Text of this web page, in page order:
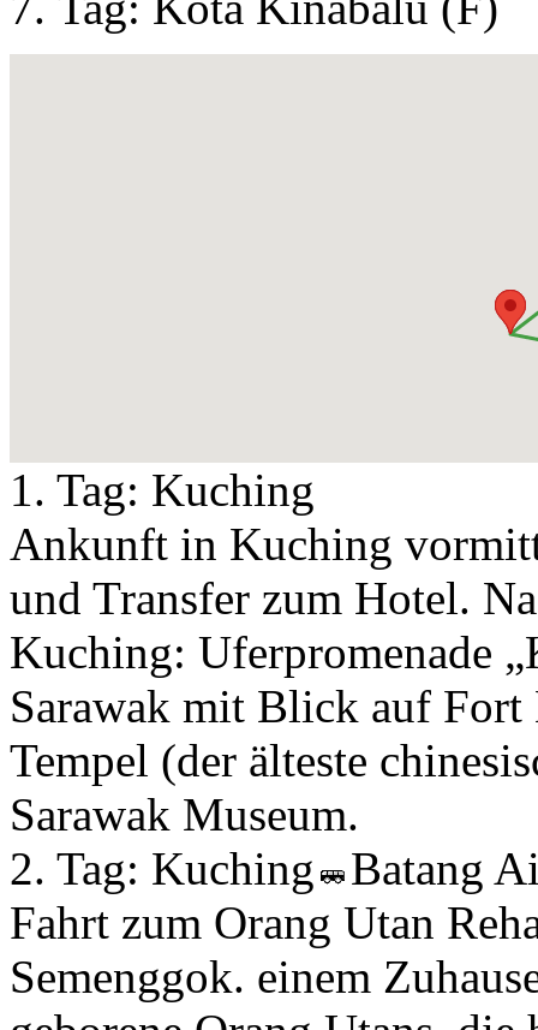
1. Tag: Kuching
Ankunft in Kuching
und Transfer zum Hotel.
Kuching: Uferpromenade
Sarawak mit Blick auf
Tempel (der älteste
Sarawak Museum.
2. Tag: Kuching
Batang
Fahrt zum Orang Utan
Semenggok. einem